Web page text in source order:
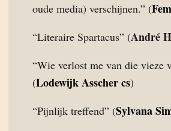
oude media) verschijnen.” (
“Literaire Spartacus” (André
“Wie verlost me van die vieze
(Lodewijk Asscher cs)
“Pijnlijk treffend” (Sylvana